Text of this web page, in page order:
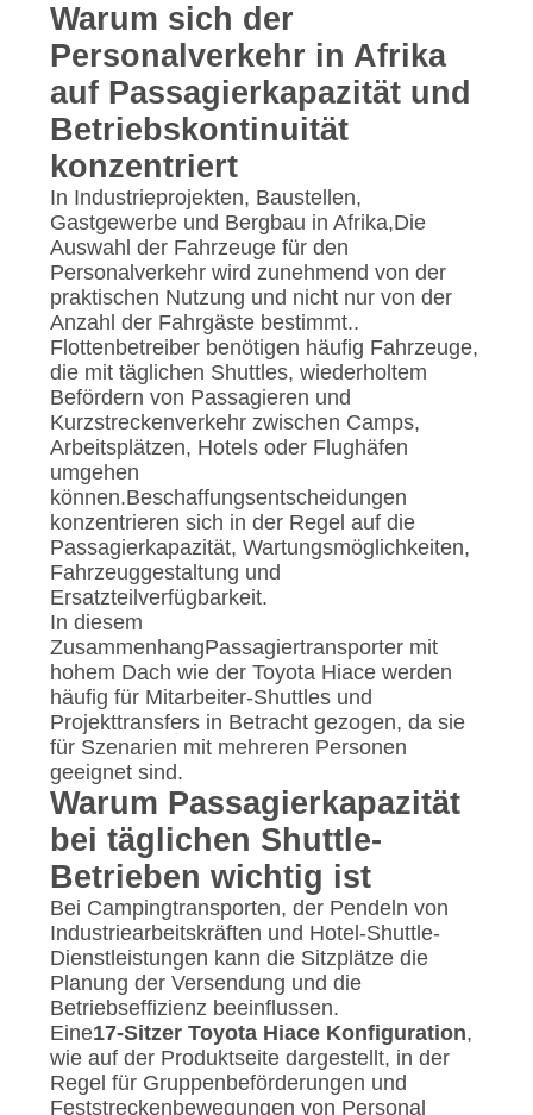
SITEMAP
DATENSCHUTZRICHTLINIE
Warum sich der
Personalverkehr in Afrika
auf Passagierkapazität und
Betriebskontinuität
konzentriert
In Industrieprojekten, Baustellen,
Gastgewerbe und Bergbau in Afrika,Die
Auswahl der Fahrzeuge für den
Personalverkehr wird zunehmend von der
praktischen Nutzung und nicht nur von der
Anzahl der Fahrgäste bestimmt..
Flottenbetreiber benötigen häufig Fahrzeuge,
die mit täglichen Shuttles, wiederholtem
Befördern von Passagieren und
Kurzstreckenverkehr zwischen Camps,
Arbeitsplätzen, Hotels oder Flughäfen
umgehen
können.Beschaffungsentscheidungen
konzentrieren sich in der Regel auf die
Passagierkapazität, Wartungsmöglichkeiten,
Fahrzeuggestaltung und
Ersatzteilverfügbarkeit.
In diesem
ZusammenhangPassagiertransporter mit
hohem Dach wie der Toyota Hiace werden
häufig für Mitarbeiter-Shuttles und
Projekttransfers in Betracht gezogen, da sie
für Szenarien mit mehreren Personen
geeignet sind.
Warum Passagierkapazität
bei täglichen Shuttle-
Betrieben wichtig ist
Bei Campingtransporten, der Pendeln von
Industriearbeitskräften und Hotel-Shuttle-
Dienstleistungen kann die Sitzplätze die
Planung der Versendung und die
Betriebseffizienz beeinflussen.
Eine17-Sitzer Toyota Hiace Konfiguration,
wie auf der Produktseite dargestellt, in der
Regel für Gruppenbeförderungen und
Feststreckenbewegungen von Personal